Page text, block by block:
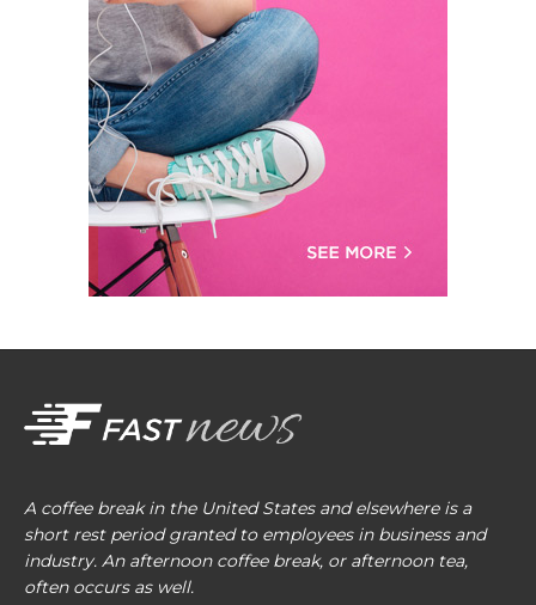
A coffee break in the United States and elsewhere is a
short rest period granted to employees in business and
industry. An afternoon coffee break, or afternoon tea,
often occurs as well.